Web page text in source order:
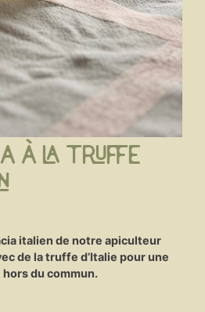
à la truffe
italien de notre apiculteur
de la truffe d’Italie pour une
du commun.